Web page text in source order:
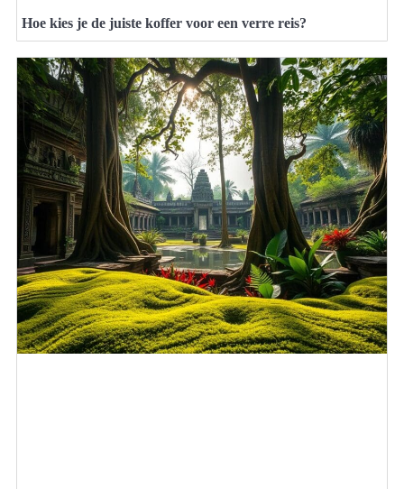
Hoe kies je de juiste koffer voor een verre reis?